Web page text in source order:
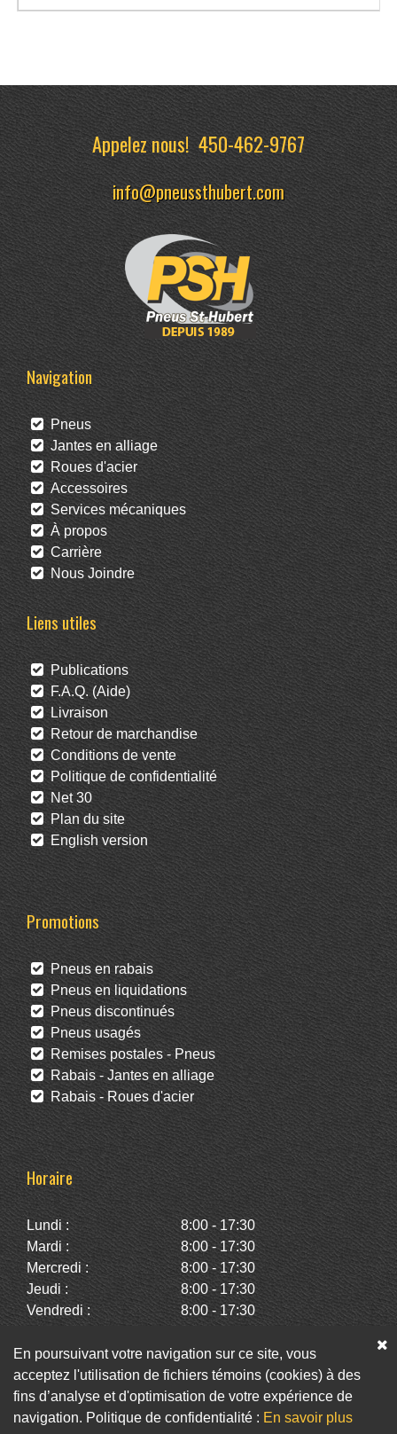
Appelez nous!450-462-9767
info@pneussthubert.com
Navigation
Pneus
Jantes en alliage
Roues d'acier
Accessoires
Services mécaniques
À propos
Carrière
Nous Joindre
Liens utiles
Publications
F.A.Q. (Aide)
Livraison
Retour de marchandise
Conditions de vente
Politique de confidentialité
Net 30
Plan du site
English version
Promotions
Pneus en rabais
Pneus en liquidations
Pneus discontinués
Pneus usagés
Remises postales - Pneus
Rabais - Jantes en alliage
Rabais - Roues d'acier
Horaire
Lundi :
8:00 - 17:30
Mardi :
8:00 - 17:30
Mercredi :
8:00 - 17:30
Jeudi :
8:00 - 17:30
Vendredi :
8:00 - 17:30
Dimanche :
Fermé
Facebook Twitter Infolettre
En poursuivant votre navigation sur ce site, vous
acceptez l'utilisation de fichiers témoins (cookies) à des
fins d’analyse et d'optimisation de votre expérience de
navigation. Politique de confidentialité : En savoir plus